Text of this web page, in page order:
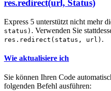
res.redirect(url, Status)
Express 5 unterstützt nicht mehr
status) . Verwenden Sie
res.redirect(status, url) .
Wie aktualisiere ich
Sie können Ihren Code
folgenden Befehl ausführen: